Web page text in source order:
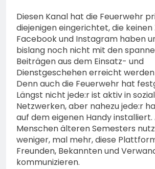
Diesen Kanal hat die Feuerwehr
diejenigen eingerichtet, die keinen
Facebook und Instagram haben
bislang noch nicht mit den
Beiträgen aus dem Einsatz- und
Dienstgeschehen erreicht
Denn auch die Feuerwehr hat
Längst nicht jede:r ist aktiv in
Netzwerken, aber nahezu jede:r
auf dem eigenen Handy installiert.
Menschen älteren Semesters
weniger, mal mehr, diese
Freunden, Bekannten und
kommunizieren.